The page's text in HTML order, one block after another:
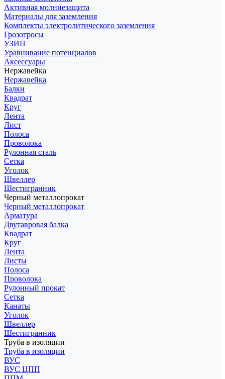
Активная молниезащита
Материалы для заземления
Комплекты электролитического заземления
Грозотросы
УЗИП
Уравнивание потенциалов
Аксессуары
Нержавейка
Нержавейка
Балки
Квадрат
Круг
Лента
Лист
Полоса
Проволока
Рулонная сталь
Сетка
Уголок
Швеллер
Шестигранник
Черный металлопрокат
Черный металлопрокат
Арматура
Двутавровая балка
Квадрат
Круг
Лента
Листы
Полоса
Проволока
Рулонный прокат
Сетка
Канаты
Уголок
Швеллер
Шестигранник
Труба в изоляции
Труба в изоляции
ВУС
ВУС ЦПП